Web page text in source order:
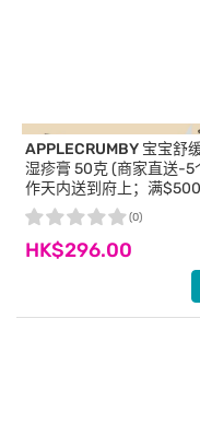
APPLECRUMBY 宝宝舒
湿疹膏 50克 (商家直送-5
作天内送到府上；满
运)
HK$296.00
(0)